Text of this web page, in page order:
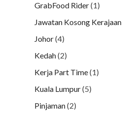
GrabFood Rider(1)
Jawatan Kosong Kerajaan
Johor(4)
Kedah(2)
Kerja Part Time(1)
Kuala Lumpur(5)
Pinjaman(2)